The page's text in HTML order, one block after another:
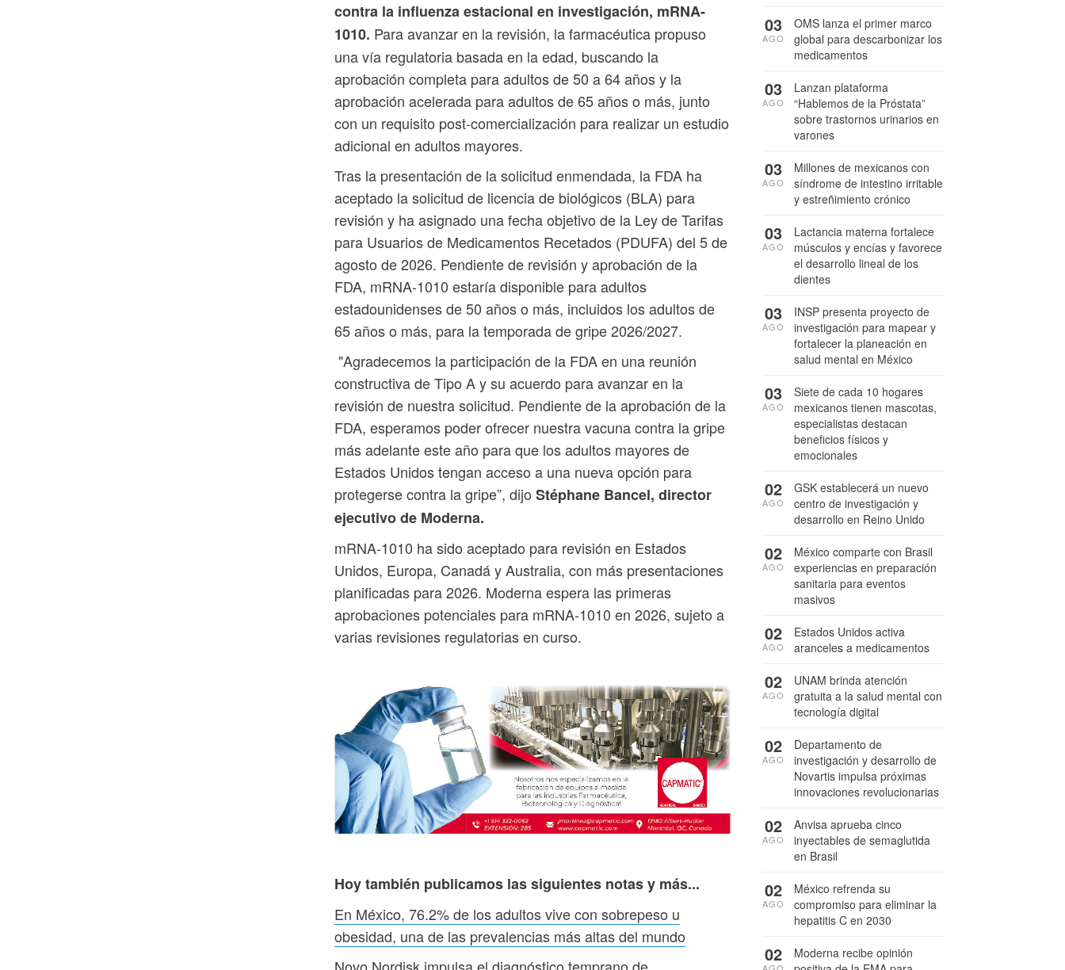
contra la influenza estacional en investigación, mRNA-
1010. Para avanzar en la revisión, la farmacéutica propuso
una vía regulatoria basada en la edad, buscando la
aprobación completa para adultos de 50 a 64 años y la
aprobación acelerada para adultos de 65 años o más, junto
con un requisito post-comercialización para realizar un estudio
adicional en adultos mayores.
Tras la presentación de la solicitud enmendada, la FDA ha
aceptado la solicitud de licencia de biológicos (BLA) para
revisión y ha asignado una fecha objetivo de la Ley de Tarifas
para Usuarios de Medicamentos Recetados (PDUFA) del 5 de
agosto de 2026. Pendiente de revisión y aprobación de la
FDA, mRNA-1010 estaría disponible para adultos
estadounidenses de 50 años o más, incluidos los adultos de
65 años o más, para la temporada de gripe 2026/2027.
"Agradecemos la participación de la FDA en una reunión
constructiva de Tipo A y su acuerdo para avanzar en la
revisión de nuestra solicitud. Pendiente de la aprobación de la
FDA, esperamos poder ofrecer nuestra vacuna contra la gripe
más adelante este año para que los adultos mayores de
Estados Unidos tengan acceso a una nueva opción para
protegerse contra la gripe”, dijo Stéphane Bancel, director
ejecutivo de Moderna.
mRNA-1010 ha sido aceptado para revisión en Estados
Unidos, Europa, Canadá y Australia, con más presentaciones
planificadas para 2026. Moderna espera las primeras
aprobaciones potenciales para mRNA-1010 en 2026, sujeto a
varias revisiones regulatorias en curso.
Hoy también publicamos las siguientes notas y más...
En México, 76.2% de los adultos vive con sobrepeso u
obesidad, una de las prevalencias más altas del mundo
OMS lanza el primer marco
global para descarbonizar los
medicamentos
03
AGO
Lanzan plataforma
“Hablemos de la Próstata”
sobre trastornos urinarios en
varones
03
AGO
Millones de mexicanos con
síndrome de intestino irritable
y estreñimiento crónico
03
AGO
Lactancia materna fortalece
músculos y encías y favorece
el desarrollo lineal de los
dientes
03
AGO
INSP presenta proyecto de
investigación para mapear y
fortalecer la planeación en
salud mental en México
03
AGO
Siete de cada 10 hogares
mexicanos tienen mascotas,
especialistas destacan
beneficios físicos y
emocionales
03
AGO
GSK establecerá un nuevo
centro de investigación y
desarrollo en Reino Unido
02
AGO
México comparte con Brasil
experiencias en preparación
sanitaria para eventos
masivos
02
AGO
Estados Unidos activa
aranceles a medicamentos
02
AGO
UNAM brinda atención
gratuita a la salud mental con
tecnología digital
02
AGO
Departamento de
investigación y desarrollo de
Novartis impulsa próximas
innovaciones revolucionarias
02
AGO
Anvisa aprueba cinco
inyectables de semaglutida
en Brasil
02
AGO
México refrenda su
compromiso para eliminar la
hepatitis C en 2030
02
AGO
Moderna recibe opinión
02